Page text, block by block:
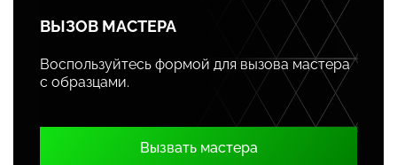
ВЫЗОВ МАСТЕРА
Воспользуйтесь формой для вызова мастера
с образцами.
Вызвать мастера